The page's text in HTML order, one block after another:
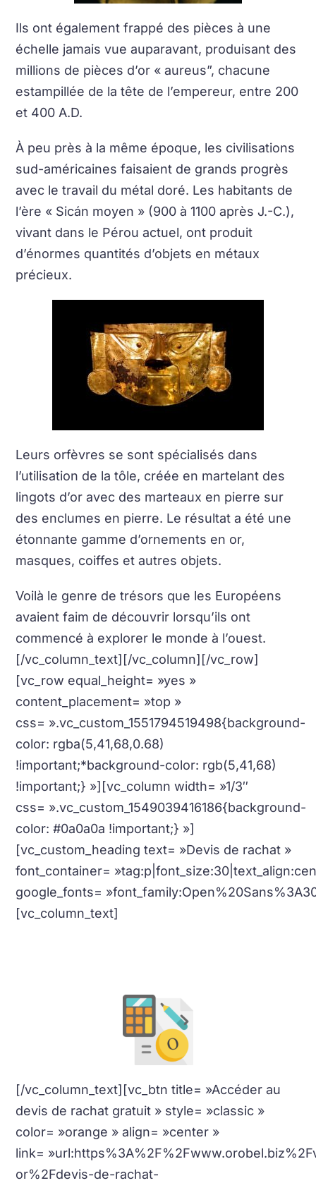
Ils ont également frappé des pièces à une
échelle jamais vue auparavant, produisant des
millions de pièces d’or « aureus”, chacune
estampillée de la tête de l’empereur, entre 200
et 400 A.D.
À peu près à la même époque, les civilisations
sud-américaines faisaient de grands progrès
avec le travail du métal doré. Les habitants de
l’ère « Sicán moyen » (900 à 1100 après J.-C.),
vivant dans le Pérou actuel, ont produit
d’énormes quantités d’objets en métaux
précieux.
Leurs orfèvres se sont spécialisés dans
l’utilisation de la tôle, créée en martelant des
lingots d’or avec des marteaux en pierre sur
des enclumes en pierre. Le résultat a été une
étonnante gamme d’ornements en or,
masques, coiffes et autres objets.
Voilà le genre de trésors que les Européens
avaient faim de découvrir lorsqu’ils ont
commencé à explorer le monde à l’ouest.
[/vc_column_text][/vc_column][/vc_row]
[vc_row equal_height= »yes »
content_placement= »top »
css= ».vc_custom_1551794519498{background-
color: rgba(5,41,68,0.68)
!important;*background-color: rgb(5,41,68)
!important;} »][vc_column width= »1/3″
css= ».vc_custom_1549039416186{background-
color: #0a0a0a !important;} »]
[vc_custom_heading text= »Devis de rachat »
font_container=
google_fonts=
[vc_column_text]
[/vc_column_text][vc_btn title= »Accéder au
devis de rachat gratuit » style= »classic »
color= »orange » align= »center »
link=
or%2Fdevis-de-rachat-